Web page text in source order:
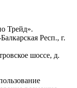
Трейд».
Респ., г.
шоссе, д.